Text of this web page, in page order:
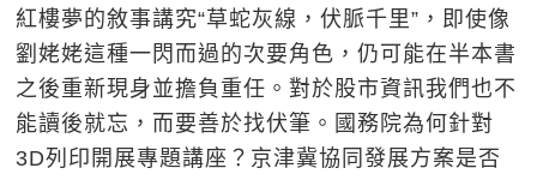
紅樓夢的敘事講究“草蛇灰線，伏脈千里”，即使像
劉姥姥這種一閃而過的次要角色，仍可能在半本書
之後重新現身並擔負重任。對於股市資訊我們也不
能讀後就忘，而要善於找伏筆。國務院為何針對
3D列印開展專題講座？京津冀協同發展方案是否